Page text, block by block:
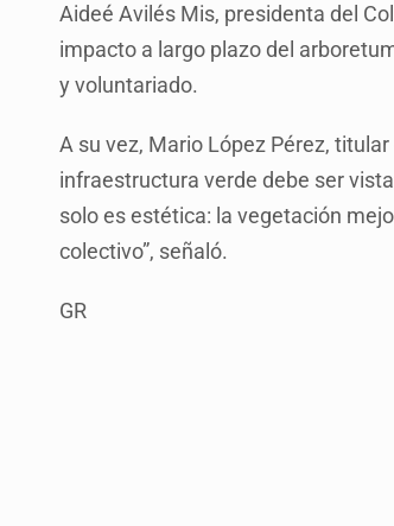
Aideé Avilés Mis, presidenta del
impacto a largo plazo del
y voluntariado.
A su vez, Mario López Pérez,
infraestructura verde debe ser
solo es estética: la vegetación
colectivo”, señaló.
GR